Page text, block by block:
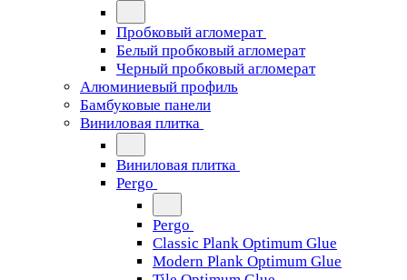
Пробковый агломерат
Белый пробковый агломерат
Черный пробковый агломерат
Алюминиевый профиль
Бамбуковые панели
Виниловая плитка
Виниловая плитка
Pergo
Pergo
Classic Plank Optimum Glue
Modern Plank Optimum Glue